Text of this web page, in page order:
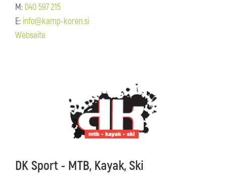
M: 040 597 215
E: info@kamp-koren.si
Webseite
DK Sport - MTB, Kayak, Ski